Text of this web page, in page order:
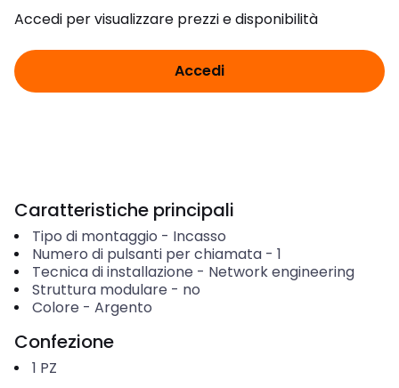
Accedi per visualizzare prezzi e disponibilità
Accedi
Caratteristiche principali
Tipo di montaggio - Incasso
Numero di pulsanti per chiamata- 1
Tecnica di installazione - Network engineering
Struttura modulare - no
Colore - Argento
Confezione
1 PZ